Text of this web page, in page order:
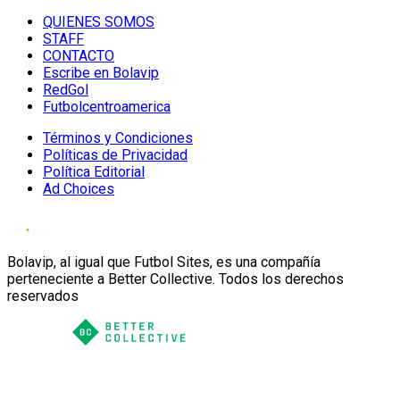
QUIENES SOMOS
STAFF
CONTACTO
Escribe en Bolavip
RedGol
Futbolcentroamerica
Términos y Condiciones
Políticas de Privacidad
Política Editorial
Ad Choices
Bolavip, al igual que Futbol Sites, es una compañía
perteneciente a Better Collective. Todos los derechos
reservados